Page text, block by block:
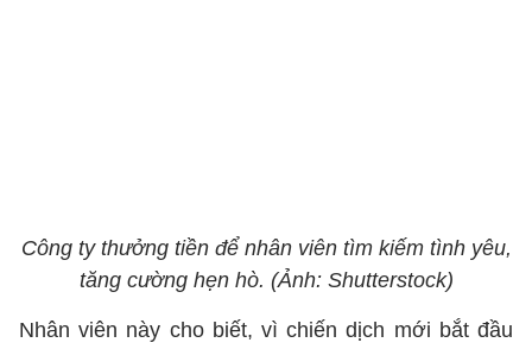
Công ty thưởng tiền để nhân viên tìm kiếm tình yêu,
tăng cường hẹn hò. (Ảnh: Shutterstock)
Nhân viên này cho biết, vì chiến dịch mới bắt đầu